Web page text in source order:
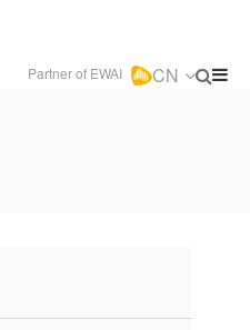
Partner of EWAI CN